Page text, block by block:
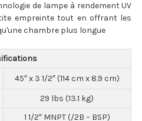
de lampe à rendement UV
empreinte tout en offrant les
chambre plus longue
45″ x 3 1/2″ (114 cm x 8.9 cm)
29 lbs (13.1 kg)
1 1/2″ MNPT (/2B – BSP)